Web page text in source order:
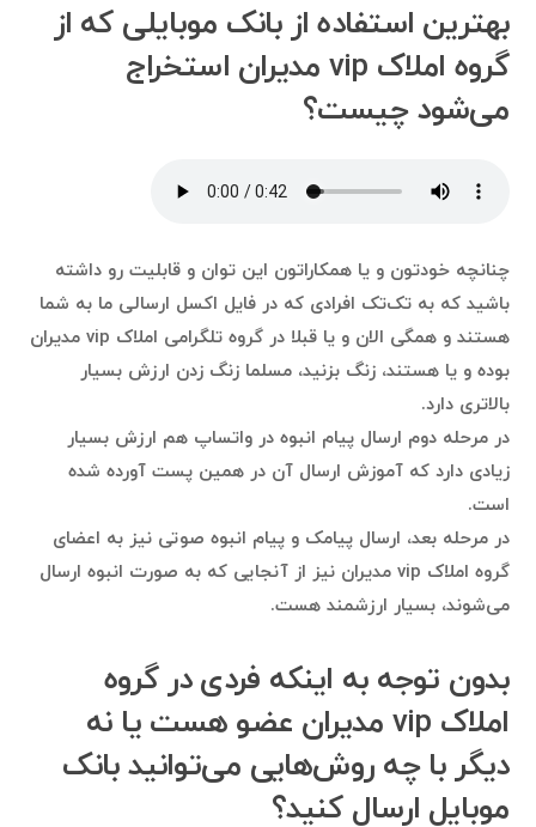
بهترین استفاده‌ از بانک موبایلی که از
گروه املاک vip مدیران استخراج
می‌شود چیست؟
چنانچه خودتون و یا همکاراتون این توان و قابلیت رو داشته
باشید که به تک‌تک افرادی که در فایل اکسل ارسالی ما به شما
هستند و همگی الان و یا قبلا در گروه تلگرامی املاک vip مدیران
بوده و یا هستند، زنگ بزنید، مسلما زنگ زدن ارزش بسیار
بالاتری دارد.
در مرحله دوم ارسال پیام انبوه در واتساپ هم ارزش بسیار
زیادی دارد که آموزش ارسال آن در همین پست آورده شده
است.
در مرحله بعد، ارسال پیامک و پیام انبوه صوتی نیز به اعضای
گروه املاک vip مدیران نیز از آنجایی که به صورت انبوه ارسال
می‌شوند، بسیار ارزشمند هست.
بدون توجه به اینکه فردی در گروه
املاک vip مدیران عضو هست یا نه
دیگر با چه روش‌هایی می‌توانید بانک
موبایل ارسال کنید؟